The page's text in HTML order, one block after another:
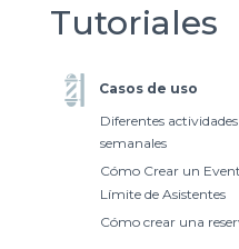
Tutoriales
Casos de uso
Diferentes
semanales
Cómo Crear un
Límite de Asistentes
Cómo crear una